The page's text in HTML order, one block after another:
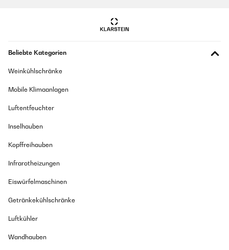
Beliebte Kategorien
Weinkühlschränke
Mobile Klimaanlagen
Luftentfeuchter
Inselhauben
Kopffreihauben
Infrarotheizungen
Eiswürfelmaschinen
Getränkekühlschränke
Luftkühler
Wandhauben